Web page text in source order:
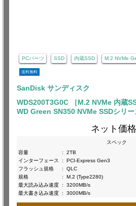
PCパーツ SSD 内蔵SSD M.2 NVMe
送料無料
SanDisk サンディスク
WDS200T3G0C ［M.2 NVMe 内蔵
WD Green SN350 NVMe SSDシリー
ネット価格
スペック
容量
:
2TB
インターフェース
:
PCI-Express Gen3
フラッシュ規格
:
QLC
規格
:
M.2 (Type2280)
最大読み込み速度 :
3200MB/s
最大書き込み速度 : 3000MB/s